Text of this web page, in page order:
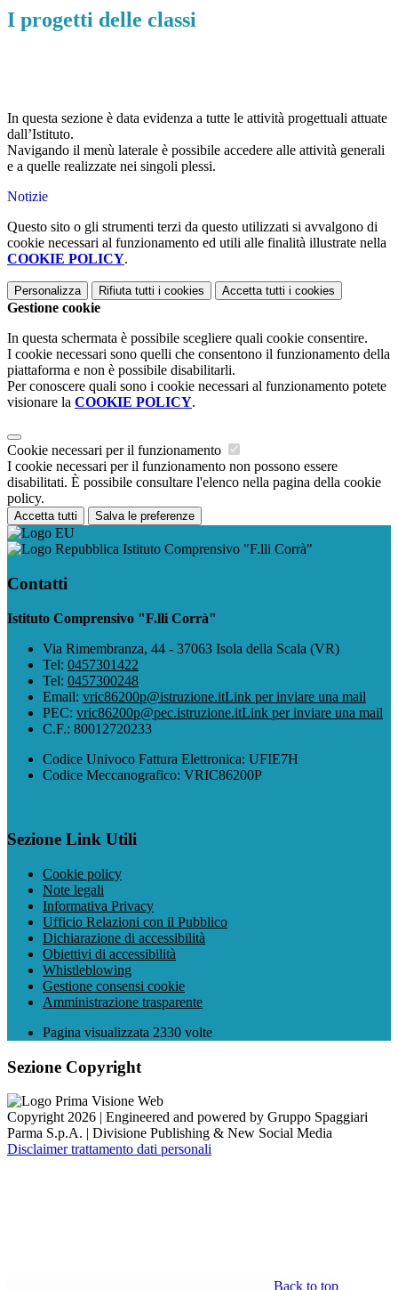
I progetti delle classi
In questa sezione è data evidenza a tutte le attività progettuali attuate
dall’Istituto.
Navigando il menù laterale è possibile accedere alle attività generali
e a quelle realizzate nei singoli plessi.
Notizie
Questo sito o gli strumenti terzi da questo utilizzati si avvalgono di
cookie necessari al funzionamento ed utili alle finalità illustrate nella
COOKIE POLICY.
Personalizza Rifiuta tutti i cookies Accetta tutti i cookies
Gestione cookie
In questa schermata è possibile scegliere quali cookie consentire.
I cookie necessari sono quelli che consentono il funzionamento della
piattaforma e non è possibile disabilitarli.
Per conoscere quali sono i cookie necessari al funzionamento potete
visionare la COOKIE POLICY.
Cookie necessari per il funzionamento
I cookie necessari per il funzionamento non possono essere
disabilitati. È possibile consultare l'elenco nella pagina della cookie
policy.
Accetta tutti Salva le preferenze
Istituto Comprensivo "F.lli Corrà"
Contatti
Istituto Comprensivo "F.lli Corrà"
Via Rimembranza, 44 - 37063 Isola della Scala (VR)
Tel: 0457301422
Tel: 0457300248
Email: vric86200p@istruzione.itLink per inviare una mail
PEC: vric86200p@pec.istruzione.itLink per inviare una mail
C.F.: 80012720233
Codice Univoco Fattura Elettronica: UFIE7H
Codice Meccanografico: VRIC86200P
Sezione Link Utili
Cookie policy
Note legali
Informativa Privacy
Ufficio Relazioni con il Pubblico
Dichiarazione di accessibilità
Obiettivi di accessibilità
Whistleblowing
Gestione consensi cookie
Amministrazione trasparente
Pagina visualizzata 2330 volte
Sezione Copyright
Copyright 2026 | Engineered and powered by Gruppo Spaggiari
Parma S.p.A. | Divisione Publishing & New Social Media
Disclaimer trattamento dati personali
Back to top